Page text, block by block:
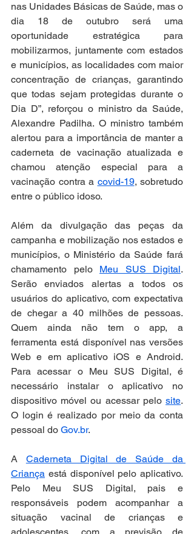
nas Unidades Básicas de Saúde, mas o
dia 18 de outubro será uma
oportunidade estratégica para
mobilizarmos, juntamente com estados
e municípios, as localidades com maior
concentração de crianças, garantindo
que todas sejam protegidas durante o
Dia D”, reforçou o ministro da Saúde,
Alexandre Padilha. O ministro também
alertou para a importância de manter a
caderneta de vacinação atualizada e
chamou atenção especial para a
vacinação contra a covid-19, sobretudo
entre o público idoso.
Além da divulgação das peças da
campanha e mobilização nos estados e
municípios, o Ministério da Saúde fará
chamamento pelo Meu SUS Digital.
Serão enviados alertas a todos os
usuários do aplicativo, com expectativa
de chegar a 40 milhões de pessoas.
Quem ainda não tem o app, a
ferramenta está disponível nas versões
Web e em aplicativo iOS e Android.
Para acessar o Meu SUS Digital, é
necessário instalar o aplicativo no
dispositivo móvel ou acessar pelo site.
O login é realizado por meio da conta
pessoal do Gov.br.
A Caderneta Digital de Saúde da
Criança está disponível pelo aplicativo.
Pelo Meu SUS Digital, pais e
responsáveis podem acompanhar a
situação vacinal de crianças e